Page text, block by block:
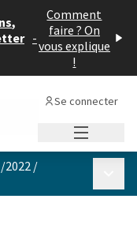
-
Comment
faire ? On
vous explique
!
Se connecter
2022 /